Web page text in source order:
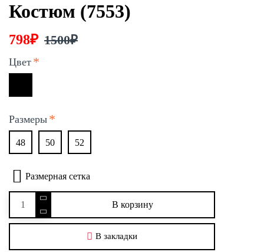
Костюм (7553)
798₽ 1500₽
Цвет
Размеры
48 50 52
В корзину
В закладки
Размерная сетка